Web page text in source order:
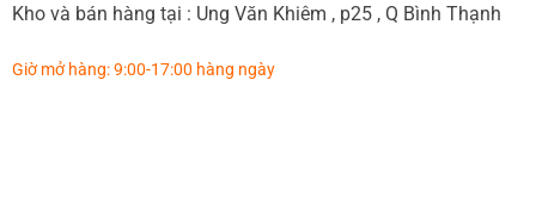
Kho và bán hàng tại : Ung Văn Khiêm , p25 , Q Bình Thạnh
Giờ mở hàng: 9:00-17:00 hàng ngày